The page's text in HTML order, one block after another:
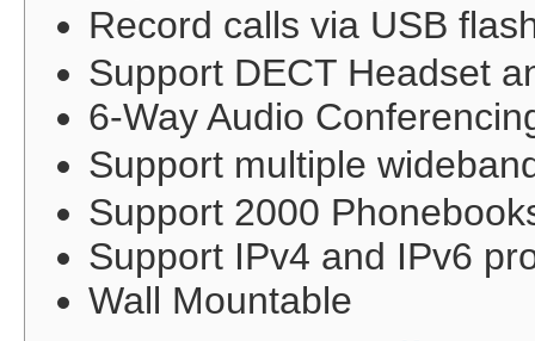
Record calls via USB
Support DECT Headset
6-Way Audio
Support multiple
Support 2000
Support IPv4 and IPv6
Wall Mountable